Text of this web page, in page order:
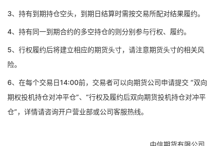
3、持有到期持仓空头，到期日结算时需按交易所配对结果履约。
4、持有同一到期合约的多空持仓的则分别参与行权、履约。
5、行权履约后将建立相应的期货头寸，请注意期货头寸的相关风
险。
6、 在每个交易日14:00前，交易者可以向期货公司申请提交 “双向
期权投机持仓对冲平仓”、“行权及履约后双向期货投机持仓对冲平
仓”， 详情请咨询开户营业部或公司客服热线。
中信期货有限公司